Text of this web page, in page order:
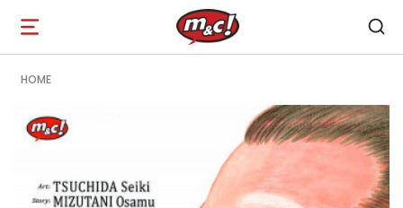
Open
navigation
HOME